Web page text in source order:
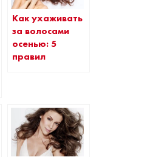
Как ухаживать
за волосами
осенью: 5
правил